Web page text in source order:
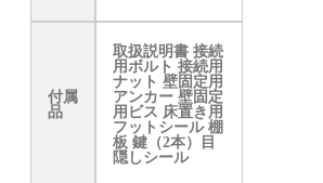
付属
品
取扱説明書 接続
用ボルト 接続用
ナット 壁固定用
アンカー 壁固定
用ビス 床置き用
フットシール 棚
板 鍵（2本）目
隠しシール